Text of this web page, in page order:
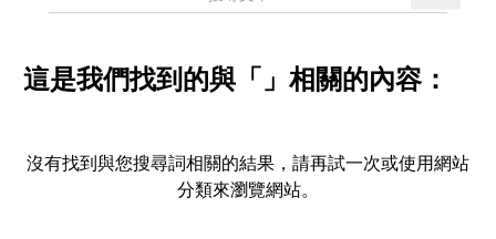
這是我們找到的與「」相關的內容：
沒有找到與您搜尋詞相關的結果，請再試一次或使用網站
分類來瀏覽網站。